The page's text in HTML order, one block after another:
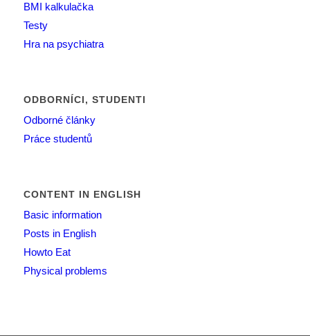
BMI kalkulačka
Testy
Hra na psychiatra
ODBORNÍCI, STUDENTI
Odborné články
Práce studentů
CONTENT IN ENGLISH
Basic information
Posts in English
Howto Eat
Physical problems